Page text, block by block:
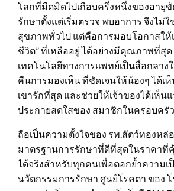
โลกที่มืดมิดไปเกือบครึ่งหนึ่งของอายุขั
รักษาตั้งแต่เริ่มตรวจ พบอาการ จึงไม่
สุขภาพทั่วไป แต่คือการมอบโอกาสให้
ชีวิต” ที่เหลืออยู่ ได้อย่างมีคุณภาพที่สุด
เทคโนโลยีทางการแพทย์เป็นสื่อกลาง
คืนการมองเห็น ที่ชัดเจนให้น้องๆ ได้เ
เขารักที่สุด และช่วยให้เจ้าของได้เห็น
ประกายสดใสของ สมาชิกในครอบครั
ถือเป็นความตั้งใจของ รพ.สัตว์ทองหล่
มาตรฐานการรักษาที่ดีที่สุดในราคาที่
ได้จริงสำหรับทุกคนเพื่อตอกย้ำความเ
นวัตกรรมการรักษา ศูนย์โรคตา ของ